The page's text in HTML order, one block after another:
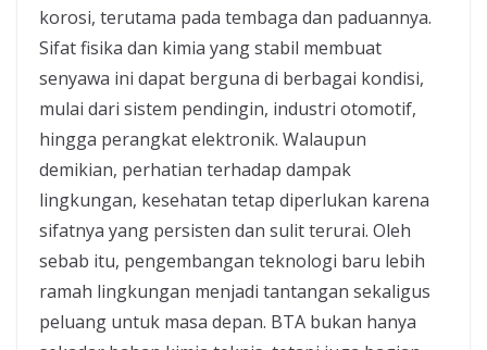
korosi, terutama pada tembaga dan paduannya.
Sifat fisika dan kimia yang stabil membuat
senyawa ini dapat berguna di berbagai kondisi,
mulai dari sistem pendingin, industri otomotif,
hingga perangkat elektronik. Walaupun
demikian, perhatian terhadap dampak
lingkungan, kesehatan tetap diperlukan karena
sifatnya yang persisten dan sulit terurai. Oleh
sebab itu, pengembangan teknologi baru lebih
ramah lingkungan menjadi tantangan sekaligus
peluang untuk masa depan. BTA bukan hanya